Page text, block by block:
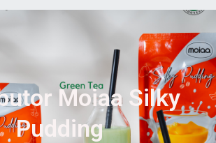
Moiaa Silky
Pudding